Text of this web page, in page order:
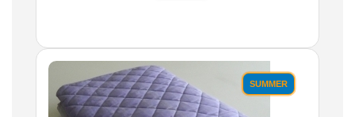
SUMMER